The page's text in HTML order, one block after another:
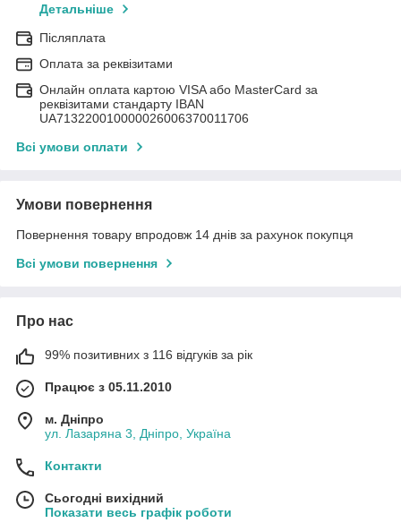
Детальніше
Післяплата
Оплата за реквізитами
Онлайн оплата картою VISA або MasterCard за
реквізитами стандарту IBAN
UA713220010000026006370011706
Всі умови оплати
Умови повернення
Повернення товару впродовж 14 днів за рахунок покупця
Всі умови повернення
Про нас
99% позитивних з 116 відгуків за рік
Працює з 05.11.2010
м. Дніпро
ул. Лазаряна 3, Дніпро, Україна
Контакти
Сьогодні вихідний
Показати весь графік роботи